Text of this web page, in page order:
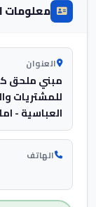
معلومات
العنوان
مبني ملحق
للمشتريات
العباسية -
الهاتف